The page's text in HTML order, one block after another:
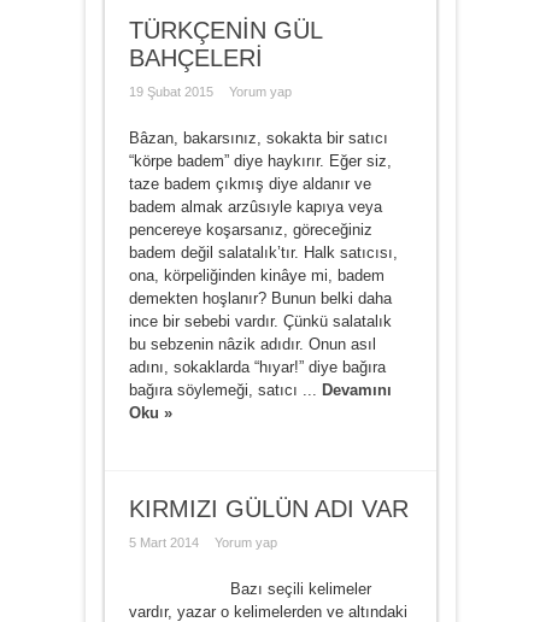
TÜRKÇENİN GÜL
BAHÇELERİ
19 Şubat 2015 Yorum yap
Bâzan, bakarsınız, sokakta bir satıcı
“körpe badem” diye haykırır. Eğer siz,
taze badem çıkmış diye aldanır ve
badem almak arzûsıyle kapıya veya
pencereye koşarsanız, göreceğiniz
badem değil salatalık’tır. Halk satıcısı,
ona, körpeliğinden kinâye mi, badem
demekten hoşlanır? Bunun belki daha
ince bir sebebi vardır. Çünkü salatalık
bu sebzenin nâzik adıdır. Onun asıl
adını, sokaklarda “hıyar!” diye bağıra
bağıra söylemeği, satıcı ... Devamını
Oku »
KIRMIZI GÜLÜN ADI VAR
5 Mart 2014 Yorum yap
Bazı seçili kelimeler
vardır, yazar o kelimelerden ve altındaki